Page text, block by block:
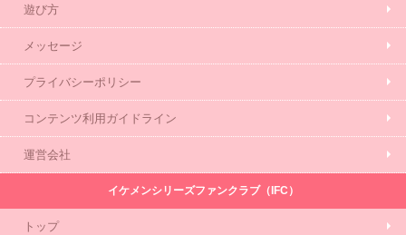
遊び方
メッセージ
プライバシーポリシー
コンテンツ利用ガイドライン
運営会社
イケメンシリーズファンクラブ（IFC）
トップ